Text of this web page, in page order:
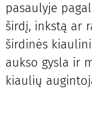
pasaulyje
širdį, inkstą ar
širdinės
aukso gysla ir
kiaulių